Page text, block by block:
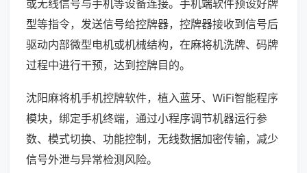
或无线信号与手机等设备连接。手机端软件预设好牌
型等指令，发送信号给控牌器，控牌器接收到信号后
驱动内部微型电机或机械结构，在麻将机洗牌、码牌
过程中进行干预，达到控牌目的。
沈阳麻将机手机控牌软件，植入蓝牙、WiFi智能程序
模块，绑定手机终端，通过小程序调节机器运行参
数、模式切换、功能控制，无线数据加密传输，减少
信号外泄与异常检测风险。